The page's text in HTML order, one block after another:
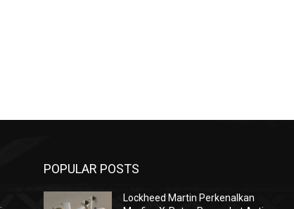
POPULAR POSTS
Lockheed Martin Perkenalkan